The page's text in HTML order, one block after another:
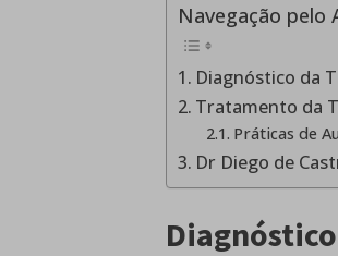
Navegação pelo
Diagnóstico da
Tratamento da
Práticas de
Dr Diego de